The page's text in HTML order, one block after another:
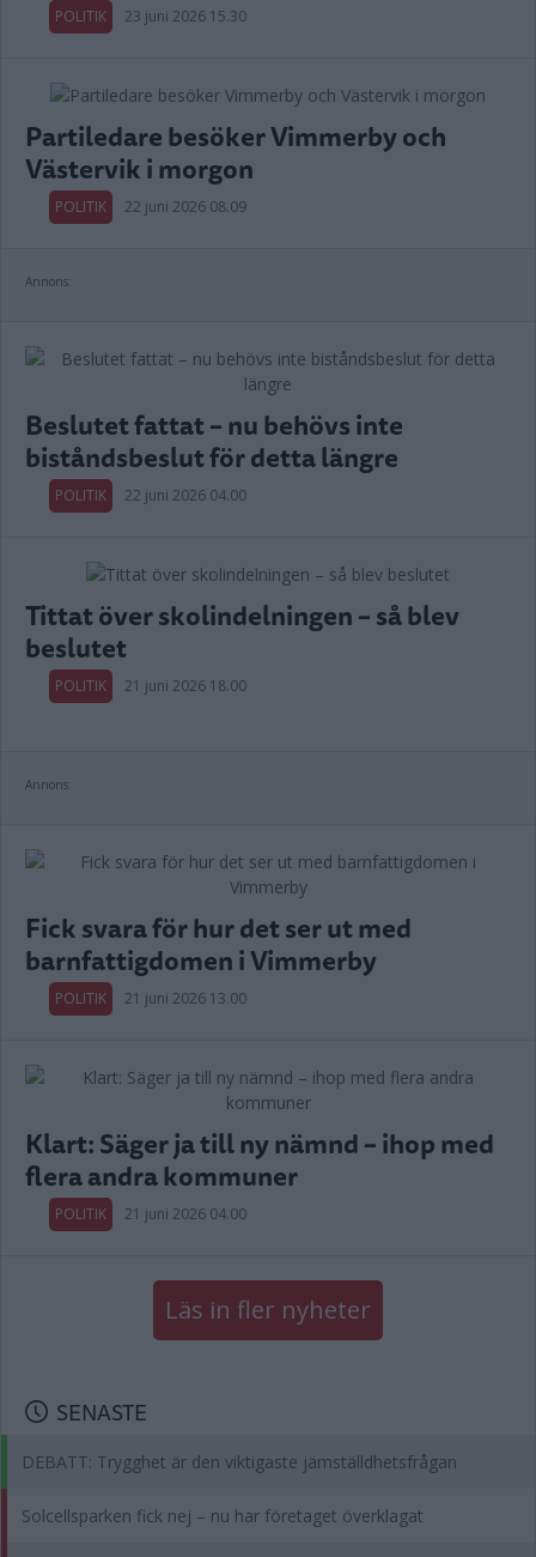
POLITIK 23 juni 2026 15.30
Partiledare besöker Vimmerby och
Västervik i morgon
POLITIK 22 juni 2026 08.09
Annons:
Beslutet fattat – nu behövs inte
biståndsbeslut för detta längre
POLITIK 22 juni 2026 04.00
Tittat över skolindelningen – så blev
beslutet
POLITIK 21 juni 2026 18.00
Annons:
Fick svara för hur det ser ut med
barnfattigdomen i Vimmerby
POLITIK 21 juni 2026 13.00
Klart: Säger ja till ny nämnd – ihop med
flera andra kommuner
POLITIK 21 juni 2026 04.00
Läs in fler nyheter
SENASTE
DEBATT: Trygghet är den viktigaste jämställdhetsfrågan
Solcellsparken fick nej – nu har företaget överklagat